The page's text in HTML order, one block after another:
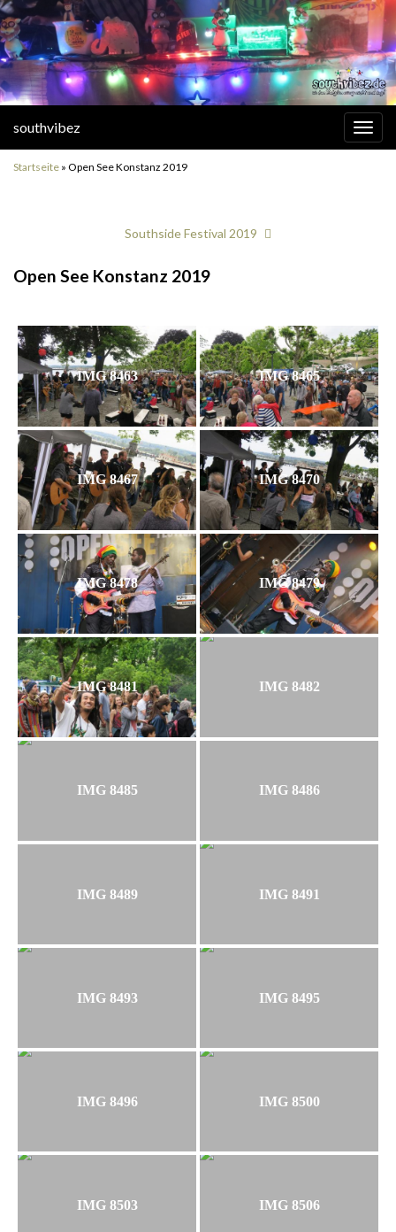
southvibez
Startseite » Open See Konstanz 2019
Southside Festival 2019
Open See Konstanz 2019
IMG 8463 IMG 8465
IMG 8467 IMG 8470
IMG 8478 IMG 8479
IMG 8481 IMG 8482
IMG 8485 IMG 8486
IMG 8489 IMG 8491
IMG 8493 IMG 8495
IMG 8496 IMG 8500
IMG 8503 IMG 8506